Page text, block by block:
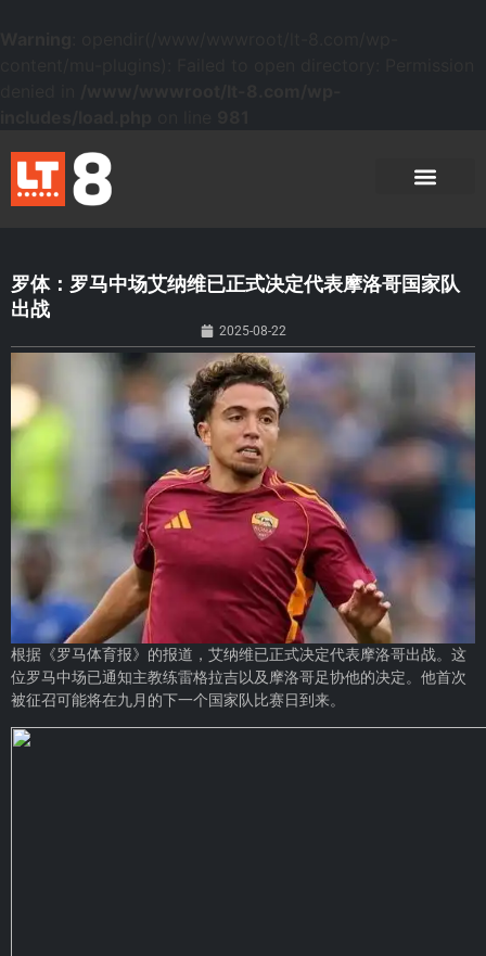
罗体：罗马中场艾纳维已正式决定代表摩洛哥国家队
出战
2025-08-22
根据《罗马体育报》的报道，艾纳维已正式决定代表摩洛哥出战。这
位罗马中场已通知主教练雷格拉吉以及摩洛哥足协他的决定。他首次
被征召可能将在九月的下一个国家队比赛日到来。